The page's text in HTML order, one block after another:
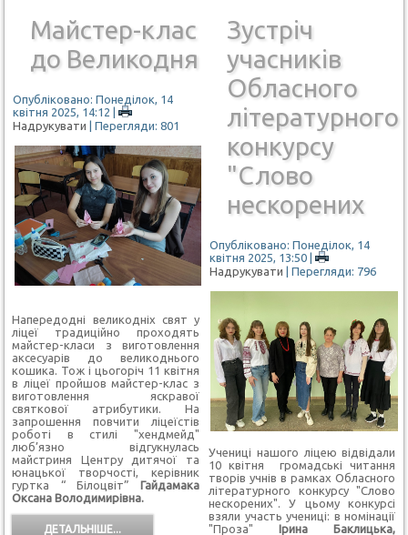
Майстер-клас
до Великодня
Опубліковано: Понеділок, 14
квітня 2025, 14:12
|
Надрукувати
| Перегляди: 801
Напередодні великодніх свят у
ліцеї традиційно проходять
майстер-класи з виготовлення
аксесуарів до великоднього
кошика. Тож і цьогоріч 11 квітня
в ліцеї пройшов майстер-клас з
виготовлення яскравої
святкової атрибутики. На
запрошення повчити ліцеїстів
роботі в стилі "хендмейд"
люб’язно відгукнулась
майстриня Центру дитячої та
юнацької творчості, керівник
гуртка
“ Білоцвіт”
Гайдамака
Оксана Володимирівна.
ДЕТАЛЬНІШЕ...
Зустріч
учасників
Обласного
літературного
конкурсу
"Слово
нескорених
Опубліковано: Понеділок, 14
квітня 2025, 13:50|
Надрукувати
| Перегляди: 796
Учениці нашого ліцею відвідали
10 квітня громадські читання
творів учнів в рамках Обласного
літературного конкурсу "Слово
нескорених". У цьому конкурсі
взяли участь учениці: в номінації
"Проза" Ірина Баклицька,